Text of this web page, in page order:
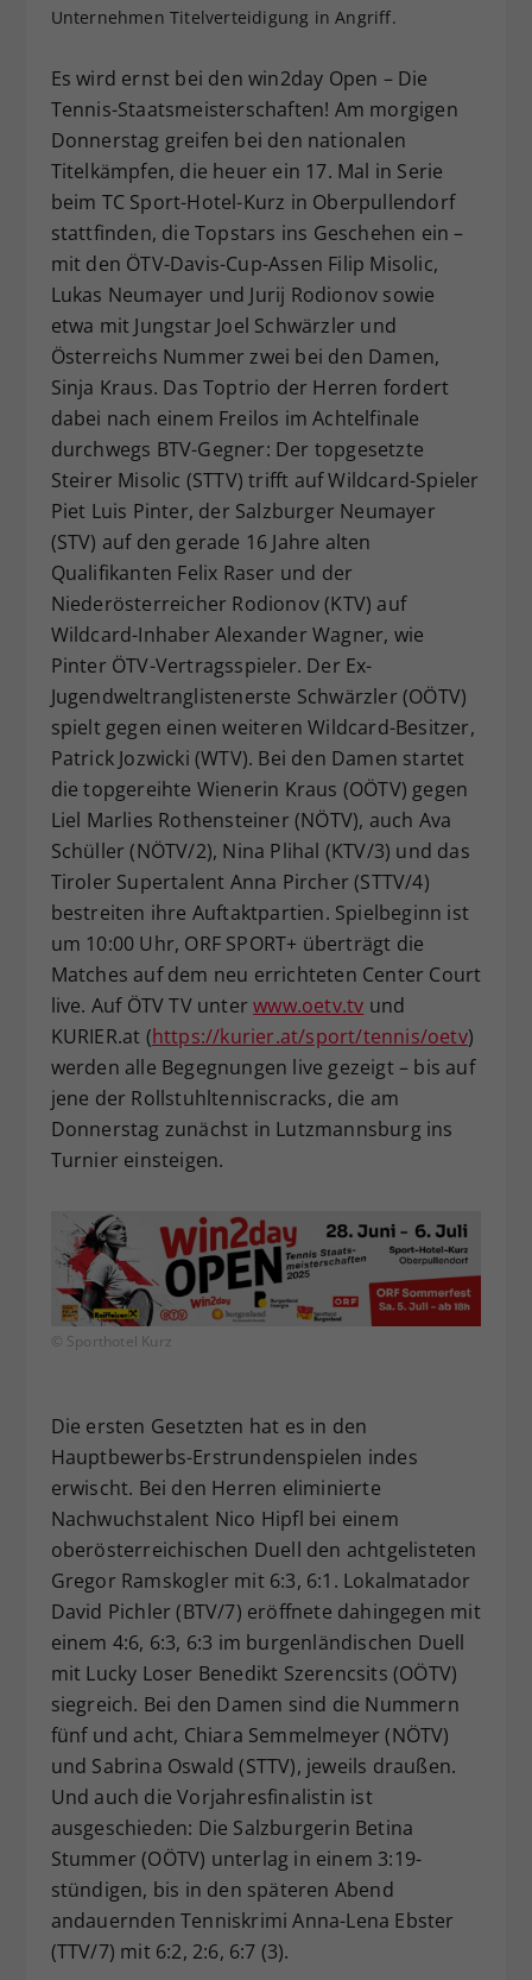
Unternehmen Titelverteidigung in Angriff.
Es wird ernst bei den win2day Open – Die
Tennis-Staatsmeisterschaften! Am morgigen
Donnerstag greifen bei den nationalen
Titelkämpfen, die heuer ein 17. Mal in Serie
beim TC Sport-Hotel-Kurz in Oberpullendorf
stattfinden, die Topstars ins Geschehen ein –
mit den ÖTV-Davis-Cup-Assen Filip Misolic,
Lukas Neumayer und Jurij Rodionov sowie
etwa mit Jungstar Joel Schwärzler und
Österreichs Nummer zwei bei den Damen,
Sinja Kraus. Das Toptrio der Herren fordert
dabei nach einem Freilos im Achtelfinale
durchwegs BTV-Gegner: Der topgesetzte
Steirer Misolic (STTV) trifft auf Wildcard-Spieler
Piet Luis Pinter, der Salzburger Neumayer
(STV) auf den gerade 16 Jahre alten
Qualifikanten Felix Raser und der
Niederösterreicher Rodionov (KTV) auf
Wildcard-Inhaber Alexander Wagner, wie
Pinter ÖTV-Vertragsspieler. Der Ex-
Jugendweltranglistenerste Schwärzler (OÖTV)
spielt gegen einen weiteren Wildcard-Besitzer,
Patrick Jozwicki (WTV). Bei den Damen startet
die topgereihte Wienerin Kraus (OÖTV) gegen
Liel Marlies Rothensteiner (NÖTV), auch Ava
Schüller (NÖTV/2), Nina Plihal (KTV/3) und das
Tiroler Supertalent Anna Pircher (STTV/4)
bestreiten ihre Auftaktpartien. Spielbeginn ist
um 10:00 Uhr, ORF SPORT+ überträgt die
Matches auf dem neu errichteten Center Court
live. Auf ÖTV TV unterwww.oetv.tv und
KURIER.at (https://kurier.at/sport/tennis/oetv)
werden alle Begegnungen live gezeigt – bis auf
jene der Rollstuhltenniscracks, die am
Donnerstag zunächst in Lutzmannsburg ins
Turnier einsteigen.
© Sporthotel Kurz
Die ersten Gesetzten hat es in den
Hauptbewerbs-Erstrundenspielen indes
erwischt. Bei den Herren eliminierte
Nachwuchstalent Nico Hipfl bei einem
oberösterreichischen Duell den achtgelisteten
Gregor Ramskogler mit 6:3, 6:1. Lokalmatador
David Pichler (BTV/7) eröffnete dahingegen mit
einem 4:6, 6:3, 6:3 im burgenländischen Duell
mit Lucky Loser Benedikt Szerencsits (OÖTV)
siegreich. Bei den Damen sind die Nummern
fünf und acht, Chiara Semmelmeyer (NÖTV)
und Sabrina Oswald (STTV), jeweils draußen.
Und auch die Vorjahresfinalistin ist
ausgeschieden: Die Salzburgerin Betina
Stummer (OÖTV) unterlag in einem 3:19-
stündigen, bis in den späteren Abend
andauernden Tenniskrimi Anna-Lena Ebster
(TTV/7) mit 6:2, 2:6, 6:7 (3).
Zweck
Dieser Wert speichert Ihre Consent-
zufällig generierte ID, für die
historische Speicherung Ihrer
vorgenommen Einstellungen, falls der
Webseiten-Betreiber dies eingestellt
hat.